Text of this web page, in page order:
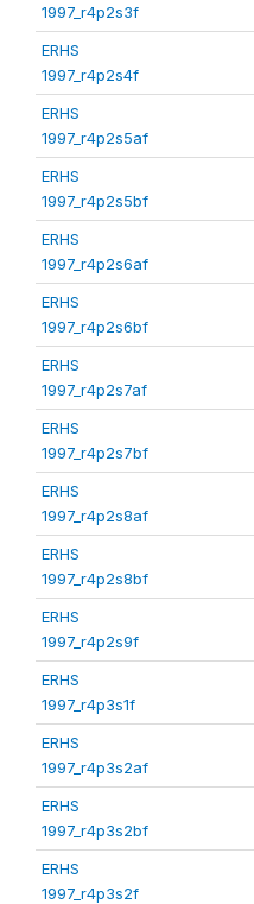
1997_r4p2s3f
ERHS
1997_r4p2s4f
ERHS
1997_r4p2s5af
ERHS
1997_r4p2s5bf
ERHS
1997_r4p2s6af
ERHS
1997_r4p2s6bf
ERHS
1997_r4p2s7af
ERHS
1997_r4p2s7bf
ERHS
1997_r4p2s8af
ERHS
1997_r4p2s8bf
ERHS
1997_r4p2s9f
ERHS
1997_r4p3s1f
ERHS
1997_r4p3s2af
ERHS
1997_r4p3s2bf
ERHS
1997_r4p3s2f